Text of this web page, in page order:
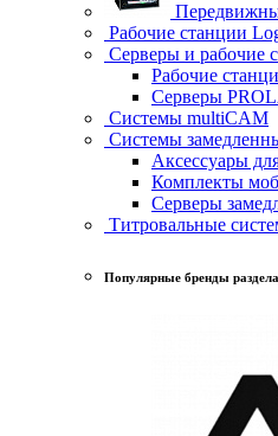
Рабочие станции
Серверы и рабочие
Рабочие
Серверы
Системы multiCAM
Системы
Аксессуары
Комплекты
Серверы
Титровальные
Популярные бренды раздела